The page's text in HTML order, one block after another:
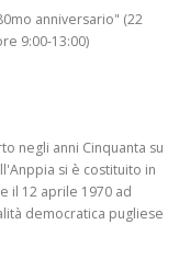
anniversario" (22
9:00-13:00)
negli anni Cinquanta su
si è costituito in
il 12 aprile 1970 ad
democratica pugliese